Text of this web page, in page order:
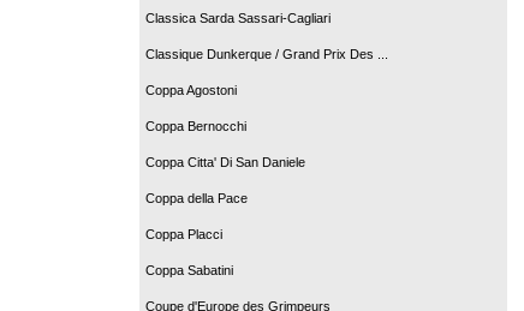
Classica Sarda Sassari-Cagliari
Classique Dunkerque / Grand Prix Des ...
Coppa Agostoni
Coppa Bernocchi
Coppa Citta' Di San Daniele
Coppa della Pace
Coppa Placci
Coppa Sabatini
Coupe d'Europe des Grimpeurs